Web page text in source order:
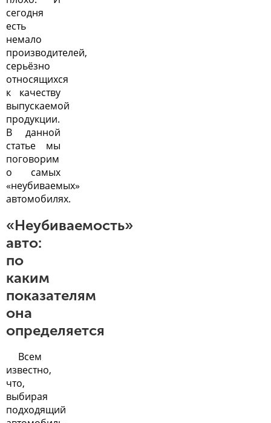
сегодня
есть
немало
производителей,
серьёзно
относящихся
к качеству
выпускаемой
продукции.
В данной
статье мы
поговорим
о самых
«неубиваемых»
автомобилях.
«Неубиваемость»
авто:
по
каким
показателям
она
определяется
Всем
известно,
что,
выбирая
подходящий